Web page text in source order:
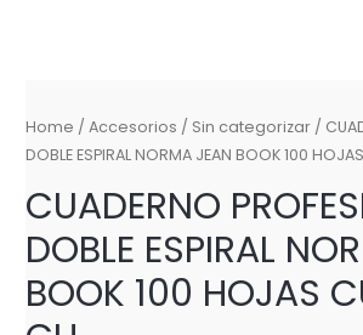
Home /Accesorios / Sin categorizar /
DOBLE ESPIRAL NORMA JEAN BOOK 100
CUADERNO
DOBLE ESPIRAL
BOOK 100 HOJAS